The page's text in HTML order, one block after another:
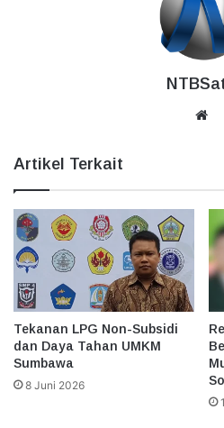
Artikel Terkait
Tekanan LPG Non-Subsidi
dan Daya Tahan UMKM
Sumbawa
8 Juni 2026